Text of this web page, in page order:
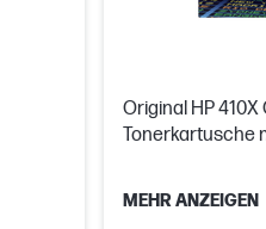
Original HP
Tonerkartusche
MEHR ANZEIGEN